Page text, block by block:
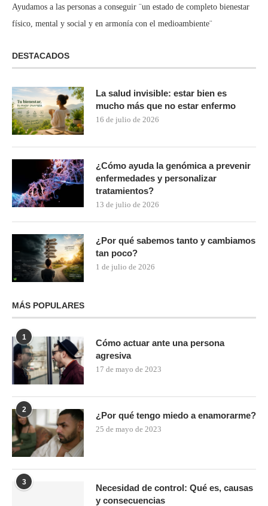
Ayudamos a las personas a conseguir ¨un estado de completo bienestar
físico, mental y social y en armonía con el medioambiente¨
DESTACADOS
La salud invisible: estar bien es
mucho más que no estar enfermo
16 de julio de 2026
¿Cómo ayuda la genómica a prevenir
enfermedades y personalizar
tratamientos?
13 de julio de 2026
¿Por qué sabemos tanto y cambiamos
tan poco?
1 de julio de 2026
MÁS POPULARES
1
Cómo actuar ante una persona
agresiva
17 de mayo de 2023
2
¿Por qué tengo miedo a enamorarme?
25 de mayo de 2023
3
Necesidad de control: Qué es, causas
y consecuencias